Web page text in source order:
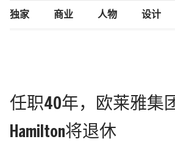
独家 商业 人物 设计
任职40年，欧莱雅集
Hamilton将退休